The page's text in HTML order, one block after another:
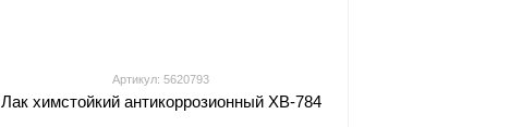
Артикул: 5620793
Лак химстойкий антикоррозионный ХВ-784